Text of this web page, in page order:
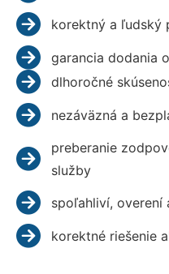
korektný a ľudský
garancia dodania
dlhoročné
nezáväzná a
preberanie
služby
spoľahliví, overení
korektné riešenie